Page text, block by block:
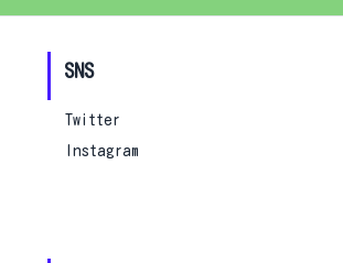
SNS
Twitter
Instagram